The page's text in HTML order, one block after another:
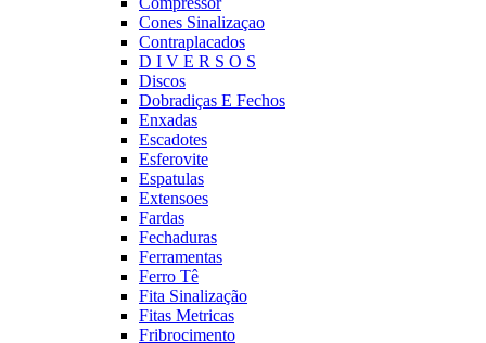
Cones Sinalizaçao
Contraplacados
D I V E R S O S
Discos
Dobradiças E Fechos
Enxadas
Escadotes
Esferovite
Espatulas
Extensoes
Fardas
Fechaduras
Ferramentas
Ferro Tê
Fita Sinalização
Fitas Metricas
Fribrocimento